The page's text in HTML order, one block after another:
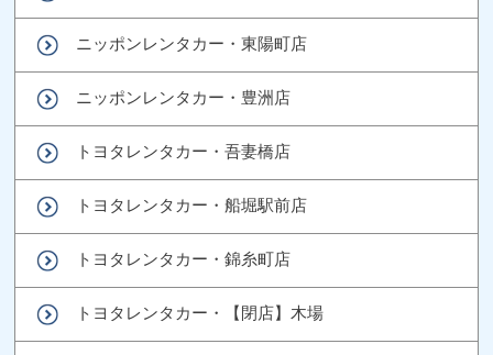
ニッポンレンタカー・東陽町店
ニッポンレンタカー・豊洲店
トヨタレンタカー・吾妻橋店
トヨタレンタカー・船堀駅前店
トヨタレンタカー・錦糸町店
トヨタレンタカー・【閉店】木場